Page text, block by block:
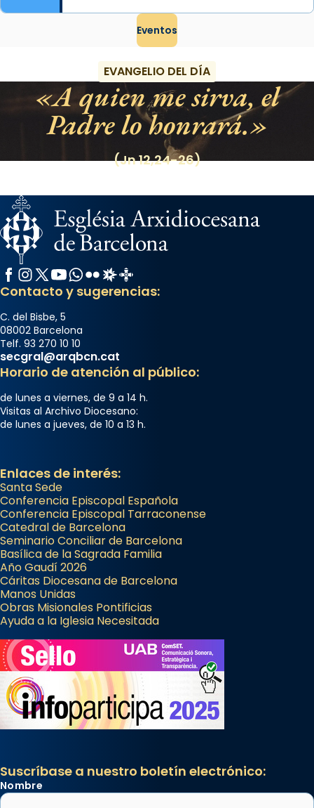
Eventos
EVANGELIO DEL DÍA
A quien me sirva, el
Padre lo honrará.
(Jn 12,24-26)
Facebook
Instagram
X / Twitter
YouTube
WhatsApp
FlickrRadio Estel
Catalunya Cristiana
Contacto y sugerencias:
C. del Bisbe, 5
08002 Barcelona
Telf. 93 270 10 10
secgral@arqbcn.cat
Horario de atención al público:
de lunes a viernes, de 9 a 14 h.
Visitas al Archivo Diocesano:
de lunes a jueves, de 10 a 13 h.
Enlaces de interés:
Santa Sede
Conferencia Episcopal Española
Conferencia Episcopal Tarraconense
Catedral de Barcelona
Seminario Conciliar de Barcelona
Basílica de la Sagrada Familia
Año Gaudí 2026
Cáritas Diocesana de Barcelona
Manos Unidas
Obras Misionales Pontificias
Ayuda a la Iglesia Necesitada
Suscríbase a nuestro boletín electrónico:
Nombre